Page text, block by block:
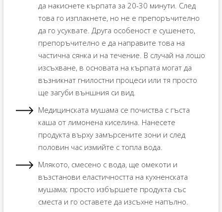
да накиснете кърпата за 20-30 минути. След
това го изплакнете, но не е препоръчително
да го усуквате. Друга особеност е сушенето,
препоръчително е да направите това на
частична сянка и на течение. В случай на лошо
изсъхване, в основата на кърпата могат да
възникнат гнилостни процеси или тя просто
ще загуби външния си вид.
Медицинската мушама се почиства с гъста
каша от лимонена киселина. Нанесете
продукта върху замърсените зони и след
половин час измийте с топла вода.
Млякото, смесено с вода, ще омекоти и
възстанови еластичността на кухненската
мушама; просто избършете продукта със
сместа и го оставете да изсъхне напълно.